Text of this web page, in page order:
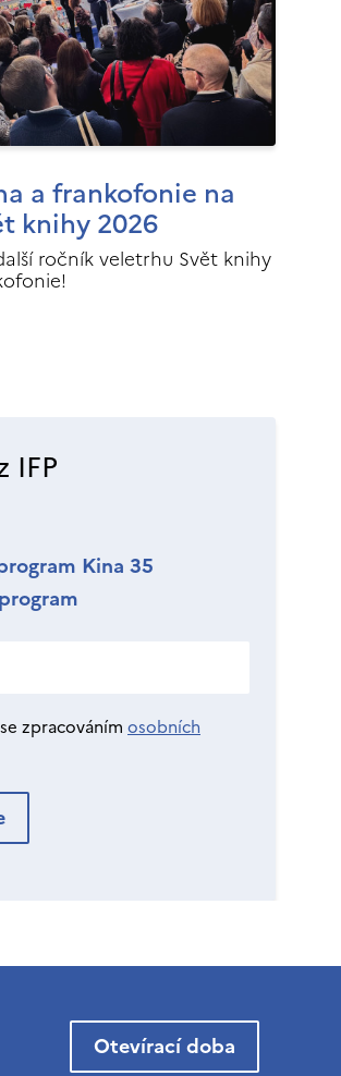
a frankofonie na
knihy 2026
ročník veletrhu Svět knihy
IFP
Kina 35
zpracováním osobních
Otevírací doba